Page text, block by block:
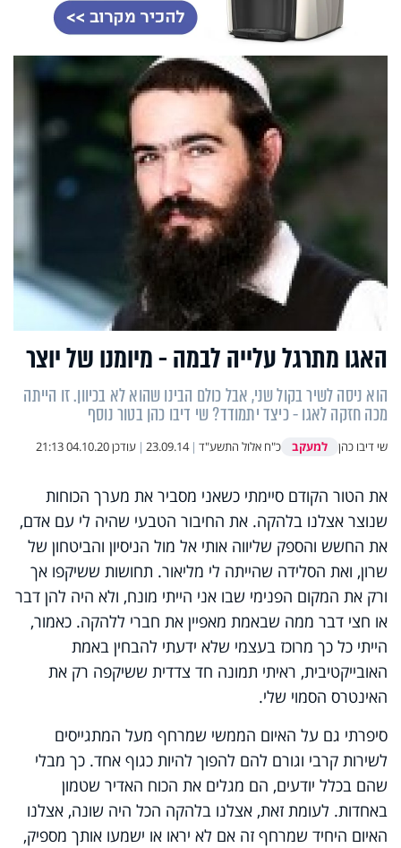
האגו מתרגל עלייה לבמה - מיומנו של יוצר
הוא ניסה לשיר בקול שני, אבל כולם הבינו שהוא לא בכיוון. זו הייתה
מכה חזקה לאגו - כיצד יתמודד? שי דיבו כהן בטור נוסף
שי דיבו כהן למעקב כ"ח אלול התשע"ד |
23.09.14
| עודכן04.10.20 21:13
את הטור הקודם סיימתי כשאני מסביר את מערך הכוחות
שנוצר אצלנו בלהקה. את החיבור הטבעי שהיה לי עם אדם,
את החשש והספק שליווה אותי אל מול הניסיון והביטחון של
שרון, ואת הסלידה שהייתה לי מליאור. תחושות ששיקפו אך
ורק את המקום הפנימי שבו אני הייתי מונח, ולא היה להן דבר
או חצי דבר ממה שבאמת מאפיין את חברי ללהקה. כאמור,
הייתי כל כך מרוכז בעצמי שלא ידעתי להבחין באמת
האובייקטיבית, ראיתי תמונה חד צדדית ששיקפה רק את
האינטרס הסמוי שלי.
סיפרתי גם על האיום הממשי שמרחף מעל המתגייסים
לשירות קרבי וגורם להם להפוך להיות כגוף אחד. כך מבלי
שהם בכלל יודעים, הם מגלים את הכוח האדיר שטמון
באחדות. לעומת זאת, אצלנו בלהקה הכל היה שונה, אצלנו
האיום היחיד שמרחף זה אם לא יראו או ישמעו אותך מספיק,